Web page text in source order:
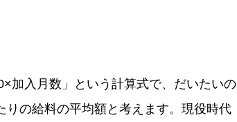
加入月数」という計算式で、だいたいの
の給料の平均額と考えます。現役時代